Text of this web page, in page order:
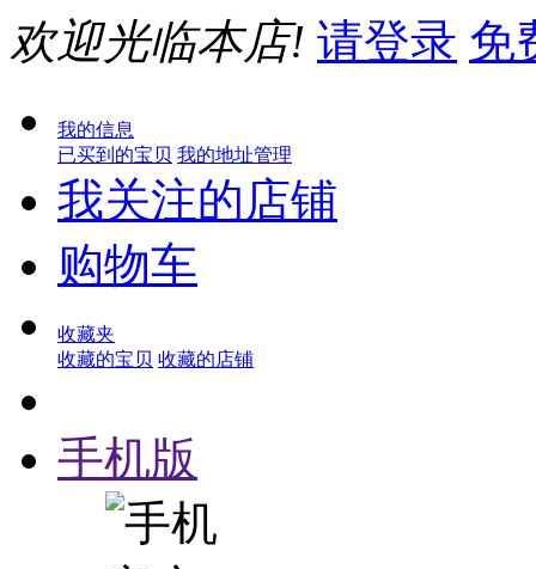
欢迎光临本店! 请登录 免
我的信息
已买到的宝贝 我的地址管理
我关注的店铺
购物车
收藏夹
收藏的宝贝 收藏的店铺
手机版